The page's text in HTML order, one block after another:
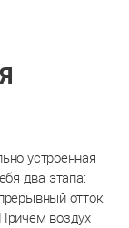
устроенная
два этапа:
отток
воздух